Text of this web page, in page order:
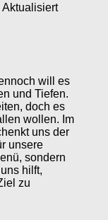
Aktualisiert
will es
und Tiefen.
doch es
wollen. Im
uns der
unsere
sondern
hilft,
zu